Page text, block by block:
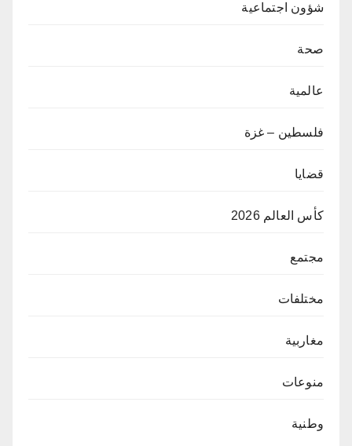
شؤون اجتماعية
صحة
عالمية
فلسطين – غزة
قضايا
كأس العالم 2026
مجتمع
مختلفات
مغاربية
منوعات
وطنية